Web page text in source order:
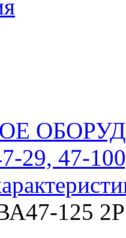
29, 47-
125